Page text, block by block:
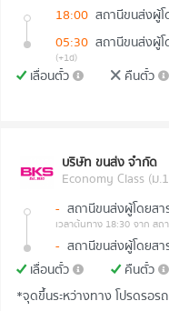
18:00 สถานีขนส่งผู้โ
05:30 สถานีขนส่งผู้
(+1d)
เลื่อนตั๋ว คืนตั๋ว
บริษัท ขนส่ง จำกัด
Economy Class (ม
- สถานีขนส่งผู้โดยสา
เวลาต้นทาง 18:30 จาก สถ
- สถานีขนส่งผู้โดยส
เลื่อนตั๋ว
คืนตั๋ว
*จุดขึ้นระหว่างทาง โปรดรอรถ